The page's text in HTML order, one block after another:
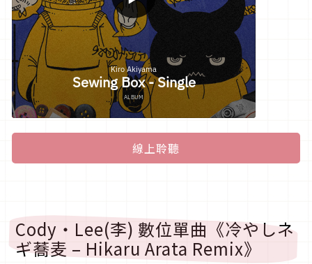
線上聆聽
Cody・Lee(李) 數位單曲《冷やしネ
ギ蕎麦 – Hikaru Arata Remix》